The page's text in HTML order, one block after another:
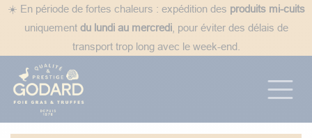
Se rendre au contenu
☀️ En période de fortes chaleurs : expédition des produits mi-cuits
uniquement du lundi au mercredi, pour éviter des délais de
transport trop long avec le week-end.